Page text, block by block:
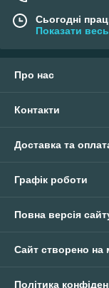
Сьогодні
Показати
Про нас
Контакти
Доставка та
Графік роботи
Повна версія
Сайт створено на
Політика